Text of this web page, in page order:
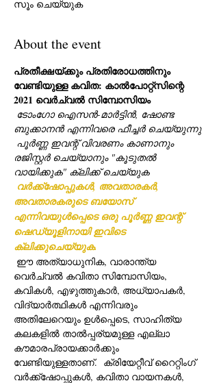
സൂം ചെയ്യുക
About the event
പ്രതീക്ഷയ്ക്കും പ്രതിരോധത്തിനും
വേണ്ടിയുള്ള കവിത: കാൽപോറ്റ്‌സിന്റെ
2021 വെർച്വൽ സിമ്പോസിയം
ടോംഗോ ഐസൻ-മാർട്ടിൻ, ഷോണ്ട
ബുക്കാനൻ എന്നിവരെ ഫീച്ചർ ചെയ്യുന്നു
പൂർണ്ണ ഇവന്റ് വിവരണം കാണാനും
രജിസ്റ്റർ ചെയ്യാനും "കൂടുതൽ
വായിക്കുക" ക്ലിക്ക് ചെയ്യുക
വർക്ക്‌ഷോപ്പുകൾ, അവതാരകർ,
അവതാരകരുടെ ബയോസ്
എന്നിവയുൾപ്പെടെ ഒരു പൂർണ്ണ ഇവന്റ്
ഷെഡ്യൂളിനായി ഇവിടെ
ക്ലിക്കുചെയ്യുക.
വെർച്വൽ കവിതാ സിമ്പോസിയം,
കവികൾ, എഴുത്തുകാർ, അധ്യാപകർ,
വിദ്യാർത്ഥികൾ എന്നിവരും
അതിലേറെയും ഉൾപ്പെടെ, സാഹിത്യ
കലകളിൽ താൽപ്പര്യമുള്ള എല്ലാ
കൗമാരപ്രായക്കാർക്കും
വേണ്ടിയുള്ളതാണ്.  ക്രിയേറ്റീവ് റൈറ്റിംഗ്
വർക്ക്‌ഷോപ്പുകൾ, കവിതാ വായനകൾ,